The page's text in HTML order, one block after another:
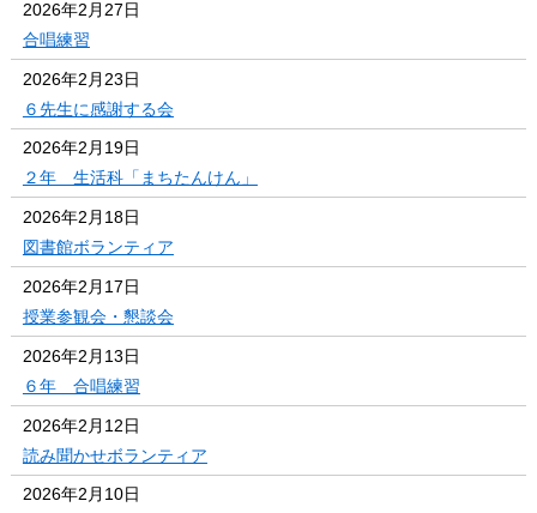
2026年2月27日
合唱練習
2026年2月23日
６先生に感謝する会
2026年2月19日
２年 生活科「まちたんけん」
2026年2月18日
図書館ボランティア
2026年2月17日
授業参観会・懇談会
2026年2月13日
６年 合唱練習
2026年2月12日
読み聞かせボランティア
2026年2月10日